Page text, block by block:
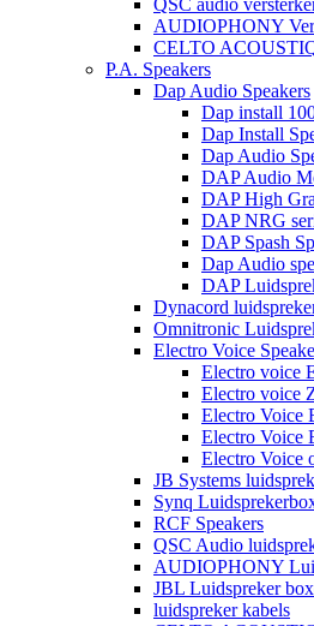
QSC audio
AUDIOPHONY
CELTO
P.A. Speakers
Dap Audio Speakers
Dap install
Dap Install
Dap Audio
DAP Audio
DAP High
DAP NRG
DAP Spash
Dap Audio
DAP
Dynacord
Omnitronic
Electro Voice
Electro voice
Electro voice
Electro Voice
Electro Voice
Electro Voice
JB Systems
Synq
RCF Speakers
QSC Audio
AUDIOPHONY
JBL Luidspreker
luidspreker kabels